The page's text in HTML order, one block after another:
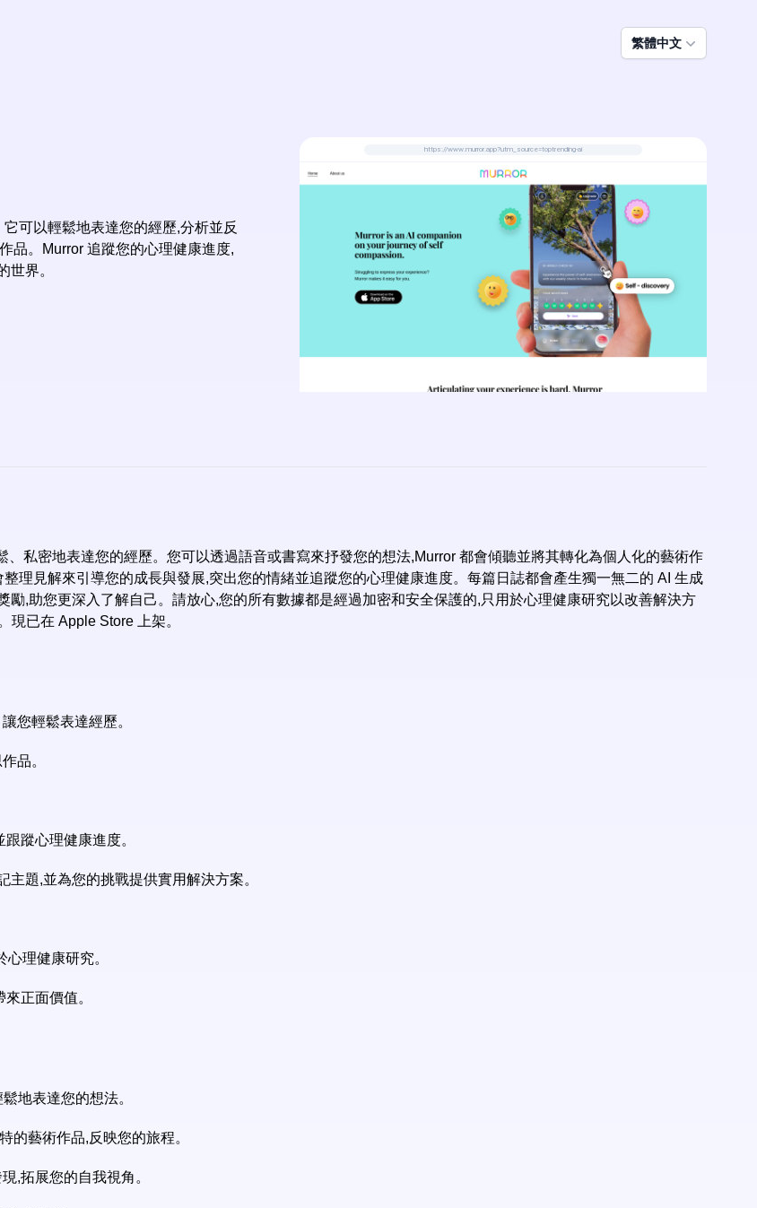
繁體中文
可以輕鬆地表達您的經歷,分析並反
品。Murror 追蹤您的心理健康進度,
世界。
https://www.murror.app?utm_source=toptrending-ai
私密地表達您的經歷。您可以透過語音或書寫來抒發您的想法,Murror 都會傾聽並將其轉化為個人化的藝術作
理見解來引導您的成長與發展,突出您的情緒並追蹤您的心理健康進度。每篇日誌都會產生獨一無二的 AI 生成
,助您更深入了解自己。請放心,您的所有數據都是經過加密和安全保護的,只用於心理健康研究以改善解決方
現已在 Apple Store 上架。
您輕鬆表達經歷。
品。
蹤心理健康進度。
題,並為您的挑戰提供實用解決方案。
理健康研究。
正面價值。
地表達您的想法。
的藝術作品,反映您的旅程。
,拓展您的自我視角。